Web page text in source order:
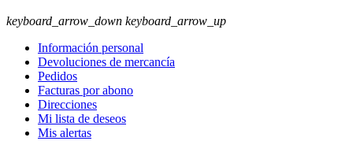
keyboard_arrow_down keyboard_arrow_up
Información personal
Devoluciones de mercancía
Pedidos
Facturas por abono
Direcciones
Mi lista de deseos
Mis alertas